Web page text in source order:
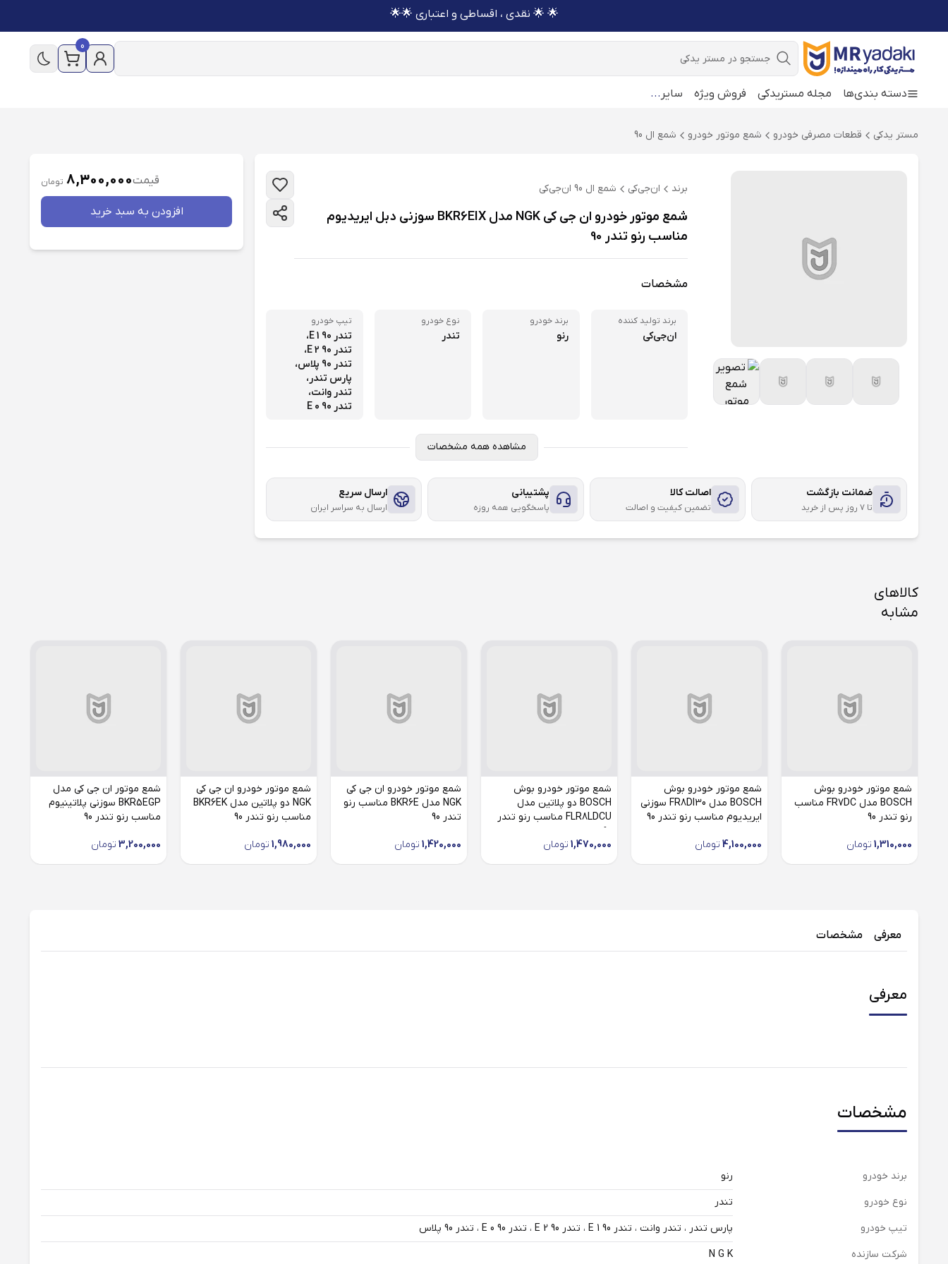
🌟 🌟 نقدی ، اقساطی و اعتباری 🌟🌟
جستجو
0
دسته بندی‌ها مجله مستریدکی فروش ویژه سایر ...
مستر یدکی قطعات مصرفی خودرو شمع موتور خودرو شمع ال 90
برند ان‌جی‌کی شمع ال 90 ان‌جی‌کی
شمع موتور خودرو ان جی کی NGK مدل BKR6EIX سوزنی دبل ایریدیوم
مناسب رنو تندر 90
مشخصات
برند تولید کننده
ان‌جی‌کی
برند خودرو
رنو
نوع خودرو
تندر
تیپ خودرو
تندر 90 E 1،
تندر 90 E 2،
تندر 90 پلاس،
پارس تندر،
تندر وانت،
تندر 90 E 0
مشاهده همه مشخصات
ضمانت بازگشت
تا ۷ روز پس از خرید
اصالت کالا
تضمین کیفیت و اصالت
پشتیبانی
پاسخگویی همه روزه
ارسال سریع
ارسال به سراسر ایران
قیمت8,300,000 تومان
افزودن به سبد خريد
کالاهای
مشابه
شمع موتور خودرو بوش
BOSCH مدل FR7DC مناسب
رنو تندر 90
1,310,000 تومان
شمع موتور خودرو بوش
BOSCH مدل FR8DI30 سوزنی
ایریدیوم مناسب رنو تندر 90
4,100,000 تومان
شمع موتور خودرو بوش
BOSCH دو پلاتین مدل
FLR8LDCU مناسب رنو تندر
90
1,470,000 تومان
شمع موتور خودرو ان جی کی
NGK مدل BKR6E مناسب رنو
تندر 90
1,420,000 تومان
شمع موتور خودرو ان جی کی
NGK دو پلاتین مدل BKR6EK
مناسب رنو تندر 90
1,980,000 تومان
شمع موتور ان جی کی مدل
BKR5EGP سوزنی پلاتینیوم
مناسب رنو تندر 90
3,200,000 تومان
معرفی مشخصات
معرفی
مشخصات
برند خودرو
رنو
نوع خودرو
تندر
تیپ خودرو
پارس تندر ، تندر وانت ، تندر 90 E 1 ، تندر 90 E 2 ، تندر 90 E 0 ، تندر 90 پلاس
شرکت سازنده
N G K